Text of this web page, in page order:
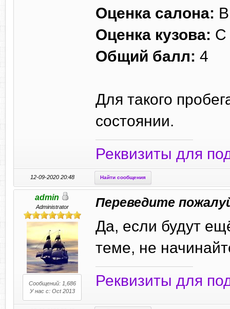
Оценка салона: В
Оценка кузова: С
Общий балл: 4
Для такого
состоянии.
Реквизиты для
12-09-2020 20:48 Найти сообщения
admin
Administrator
Сообщений: 1,686
У нас с: Oct 2013
Переведите
Да, если будут
теме, не
Реквизиты для